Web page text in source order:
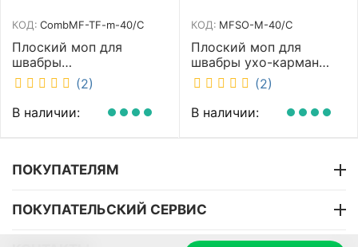
КОД: CombMF-TF-m-40/C
Плоский моп для
швабры
комбинированный ухо-
карман бежевый 40 см
NV CombMF-TF-m-40/C
(2)
В наличии:
КОД: MFSO-M-40/C
Плоский моп для
швабры ухо-карман
белый 40 см NV MFSO-
M-40/C
(2)
В наличии:
ПОКУПАТЕЛЯМ
ПОКУПАТЕЛЬСКИЙ СЕРВИС